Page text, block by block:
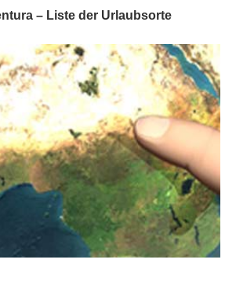
– Liste der Urlaubsorte